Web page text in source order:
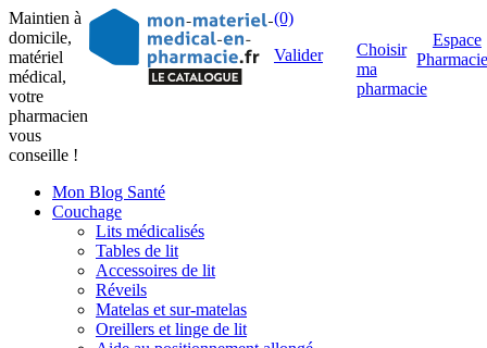
Maintien à
domicile,
matériel
médical,
votre
pharmacien
vous
conseille !
(0)
Valider
Choisir
ma
pharmacie
Espace
Mon Blog Santé
Couchage
Lits médicalisés
Tables de lit
Accessoires de lit
Réveils
Matelas et sur-matelas
Oreillers et linge de lit